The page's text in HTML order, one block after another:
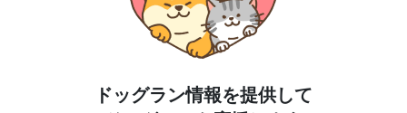
ドッグラン情報を提供して